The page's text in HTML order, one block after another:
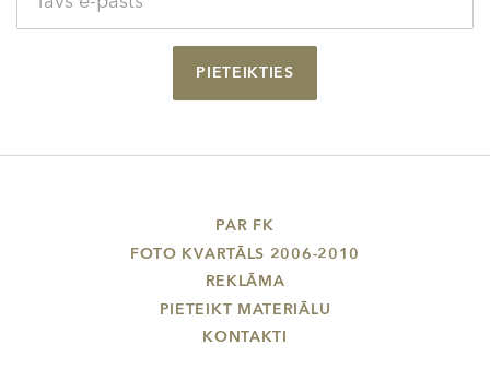
PIETEIKTIES
PAR FK
FOTO KVARTĀLS 2006-2010
REKLĀMA
PIETEIKT MATERIĀLU
KONTAKTI